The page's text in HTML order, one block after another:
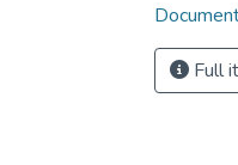
Full